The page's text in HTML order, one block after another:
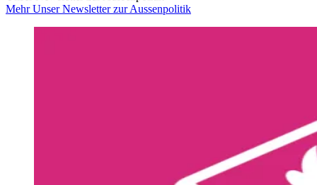
Mehr Unser Newsletter zur Aussenpolitik